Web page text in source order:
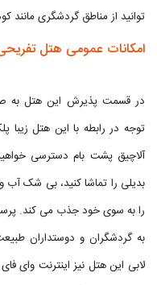
توانید از مناطق گردشگری مانند
امکانات عمومی هتل
توجه در رابطه با این هتل زیبا
آلاچیق پشت بام دسترسی
بدیلی را تماشا کنید، بی شک آب
را به سوی خود جذب می کند.
به گردشگران و دوستداران
لابی این هتل نیز اینترنت وای